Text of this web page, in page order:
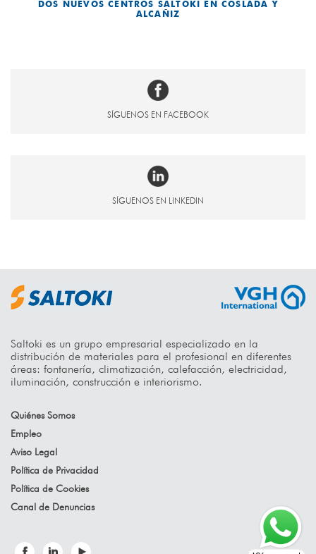
DOS NUEVOS CENTROS SALTOKI EN COSLADA Y
ALCAÑIZ
SÍGUENOS EN FACEBOOK
SÍGUENOS EN LINKEDIN
Saltoki es un grupo empresarial especializado en la
distribución de materiales para el profesional en diferentes
áreas: fontanería, climatización, calefacción, electricidad,
iluminación, construcción e interiorismo.
Quiénes Somos
Empleo
Aviso Legal
Política de Privacidad
Política de Cookies
Canal de Denuncias